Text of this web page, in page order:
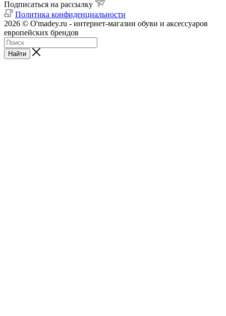
Подписаться на рассылку
Политика конфиденциальности
2026 © O'madey.ru - интернет-магазин обуви и аксессуаров
европейских брендов
Найти